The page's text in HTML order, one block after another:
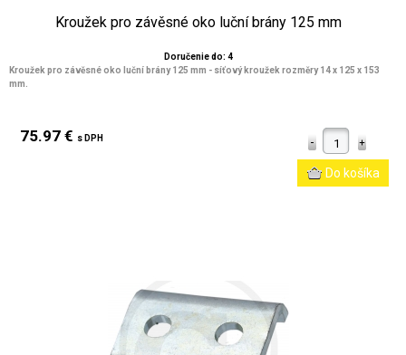
Kroužek pro závěsné oko luční brány 125 mm
Doručenie do: 4
Kroužek pro závěsné oko luční brány 125 mm - síťový kroužek rozměry 14 x 125 x 153
mm.
75.97 € s DPH